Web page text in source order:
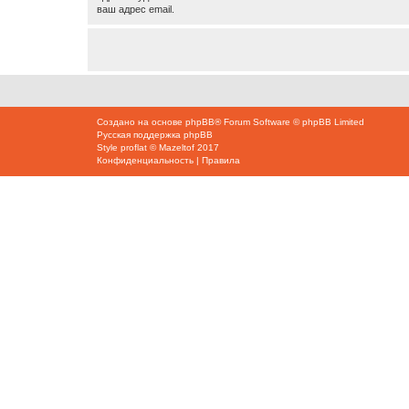
ваш адрес email.
Создано на основе phpBB® Forum Software © phpBB Limited
Русская поддержка phpBB
Style proflat ©Mazeltof 2017
Конфиденциальность | Правила